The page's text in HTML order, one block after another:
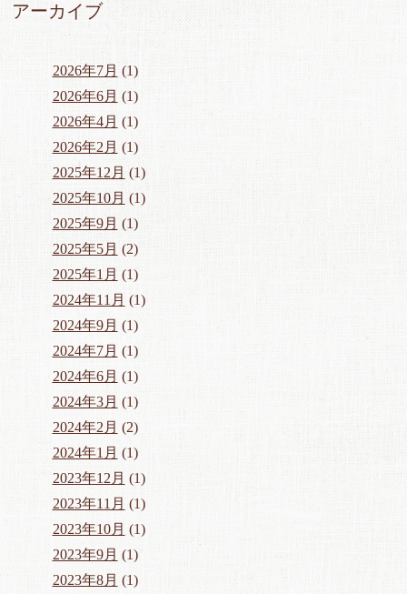
アーカイブ
2026年7月 (1)
2026年6月 (1)
2026年4月 (1)
2026年2月 (1)
2025年12月 (1)
2025年10月 (1)
2025年9月 (1)
2025年5月 (2)
2025年1月 (1)
2024年11月 (1)
2024年9月 (1)
2024年7月 (1)
2024年6月 (1)
2024年3月 (1)
2024年2月 (2)
2024年1月 (1)
2023年12月 (1)
2023年11月 (1)
2023年10月 (1)
2023年9月 (1)
2023年8月 (1)